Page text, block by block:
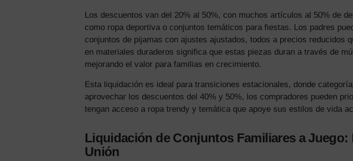
Los descuentos van del 20% al 50%, con muchos artículos al 50% de
como ropa deportiva o conjuntos temáticos para fiestas. Los padres
conjuntos de pijamas con ajustes ajustados, todos a precios reducidos
en materiales duraderos significa que estas piezas duran a través de
mejorando el valor para familias en crecimiento.
Esta liquidación es ideal para transiciones estacionales, donde
aprovechar los descuentos del 40% y 50%, los compradores pueden
tengan acceso a ropa trendy y temática que apoye sus estilos de vida
Liquidación de Conjuntos Familiares a
Unión